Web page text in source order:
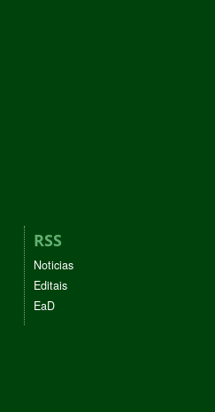
RSS
Noticias
Editais
EaD